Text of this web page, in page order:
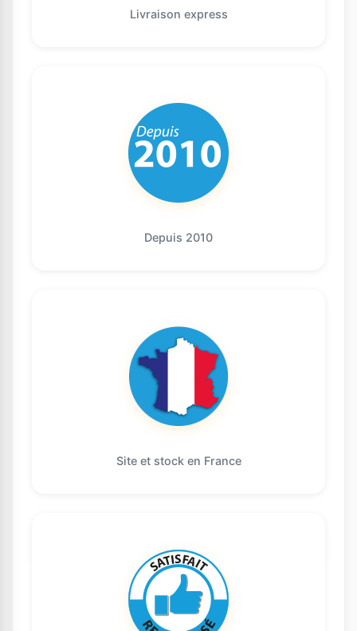
Livraison express
Depuis 2010
Site et stock en France